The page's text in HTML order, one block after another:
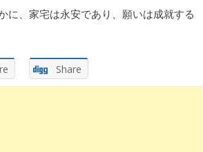
に、家宅は永安であり、願いは成就する
Share